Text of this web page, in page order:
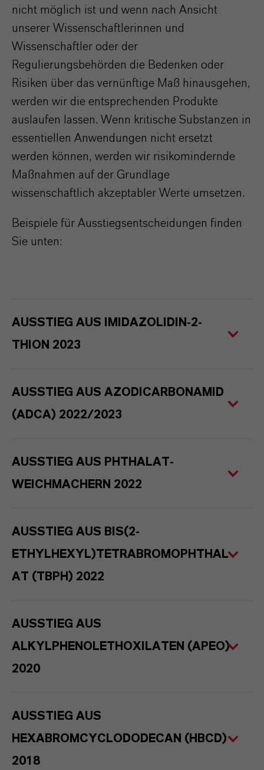
nicht möglich ist und wenn nach Ansicht
unserer Wissenschaftlerinnen und
Wissenschaftler oder der
Regulierungsbehörden die Bedenken oder
Risiken über das vernünftige Maß hinausgehen,
werden wir die entsprechenden Produkte
auslaufen lassen. Wenn kritische Substanzen in
essentiellen Anwendungen nicht ersetzt
werden können, werden wir risikomindernde
Maßnahmen auf der Grundlage
wissenschaftlich akzeptabler Werte umsetzen.
Beispiele für Ausstiegsentscheidungen finden
Sie unten:
AUSSTIEG AUS IMIDAZOLIDIN-2-
THION 2023
AUSSTIEG AUS AZODICARBONAMID
(ADCA) 2022/2023
AUSSTIEG AUS PHTHALAT-
WEICHMACHERN 2022
AUSSTIEG AUS BIS(2-
ETHYLHEXYL)TETRABROMOPHTHAL
AT (TBPH) 2022
AUSSTIEG AUS
ALKYLPHENOLETHOXILATEN (APEO)
2020
AUSSTIEG AUS
HEXABROMCYCLODODECAN (HBCD)
2018